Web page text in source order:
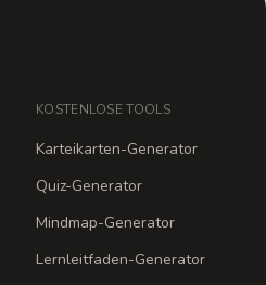
KOSTENLOSE TOOLS
Karteikarten-Generator
Quiz-Generator
Mindmap-Generator
Lernleitfaden-Generator